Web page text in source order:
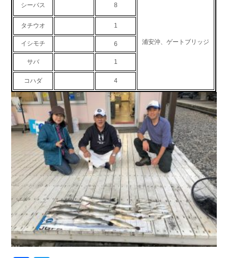
お問い合わせ
Contact us
シーバス 8
浦安沖、ゲートブリッジ
タチウオ 1
イシモチ 6
サバ 1
コハダ 4